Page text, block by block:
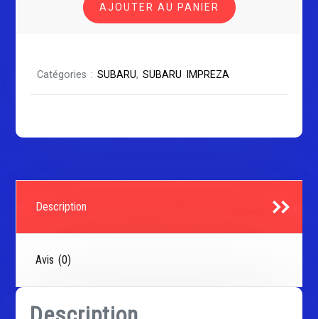
IMPREZA
SÉRIE
AJOUTER AU PANIER
Catégories :SUBARU,SUBARU IMPREZA
Description
Avis (0)